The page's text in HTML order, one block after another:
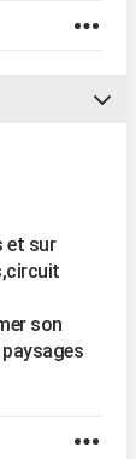
et sur
son